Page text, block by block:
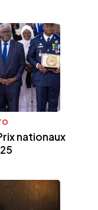
nationaux